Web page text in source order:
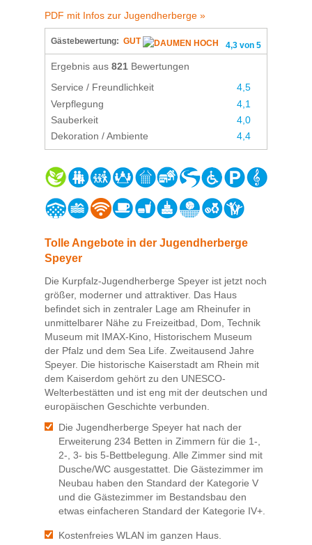
PDF mit Infos zur Jugendherberge »
Gästebewertung: GUT 4,3 von 5
Ergebnis aus 821 Bewertungen
Service / Freundlichkeit
4,5
Verpflegung
4,1
Sauberkeit
4,0
Dekoration / Ambiente
4,4
Tolle Angebote in der Jugendherberge
Speyer
Die Kurpfalz-Jugendherberge Speyer ist jetzt noch
größer, moderner und attraktiver. Das Haus
befindet sich in zentraler Lage am Rheinufer in
unmittelbarer Nähe zu Freizeitbad, Dom, Technik
Museum mit IMAX-Kino, Historischem Museum
der Pfalz und dem Sea Life. Zweitausend Jahre
Speyer. Die historische Kaiserstadt am Rhein mit
dem Kaiserdom gehört zu den UNESCO-
Welterbestätten und ist eng mit der deutschen und
europäischen Geschichte verbunden.
Die Jugendherberge Speyer hat nach der
Erweiterung 234 Betten in Zimmern für die 1-,
2-, 3- bis 5-Bettbelegung. Alle Zimmer sind mit
Dusche/WC ausgestattet. Die Gästezimmer im
Neubau haben den Standard der Kategorie V
und die Gästezimmer im Bestandsbau den
etwas einfacheren Standard der Kategorie IV+.
Kostenfreies WLAN im ganzen Haus.